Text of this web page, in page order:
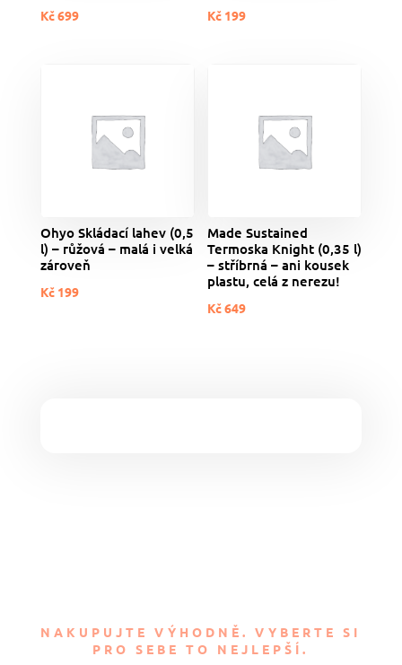
Kč699 Kč 199
Ohyo Skládací lahev (0,5
l) – růžová – malá i velká
zároveň
Kč199
Made Sustained
Termoska Knight (0,35 l)
– stříbrná – ani kousek
plastu, celá z nerezu!
Kč649
NAKUPUJTE VÝHODNĚ. VYBERTE SI
PRO SEBE TO NEJLEPŠÍ.